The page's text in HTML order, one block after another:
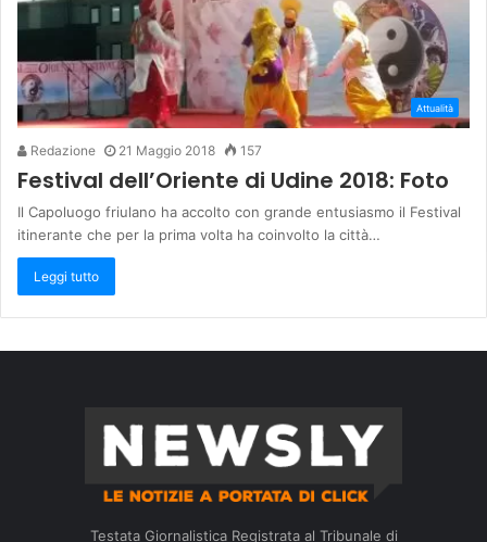
Attualità
Redazione 21 Maggio 2018 157
Festival dell’Oriente di Udine 2018: Foto
Il Capoluogo friulano ha accolto con grande entusiasmo il Festival
itinerante che per la prima volta ha coinvolto la città…
Leggi tutto
Testata Giornalistica Registrata al Tribunale di